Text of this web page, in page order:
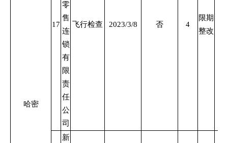
哈密
17
零
售
连
锁
有
限
责
任
公
司
飞行检查 2023/3/8 否 4
限期
整改
新